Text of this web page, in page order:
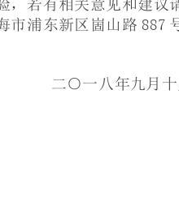
， 若有相关意见 和建议
市浦东新区崮山 路 887
二○一八 年九月